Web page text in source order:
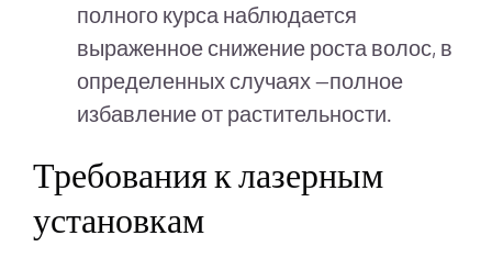
полного курса наблюдается
выраженное снижение роста волос, в
определенных случаях —полное
избавление от растительности.
Требования к лазерным
установкам